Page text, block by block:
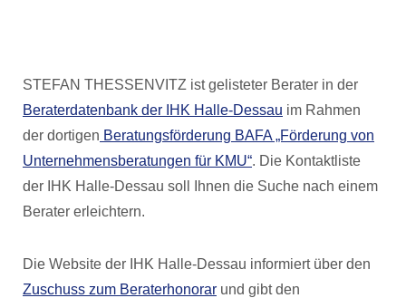
STEFAN THESSENVITZ ist gelisteter Berater in der
Beraterdatenbank der IHK Halle-Dessau im Rahmen
der dortigen Beratungsförderung BAFA „Förderung von
Unternehmensberatungen für KMU“. Die Kontaktliste
der IHK Halle-Dessau soll Ihnen die Suche nach einem
Berater erleichtern.
Die Website der IHK Halle-Dessau informiert über den
Zuschuss zum Beraterhonorar und gibt den